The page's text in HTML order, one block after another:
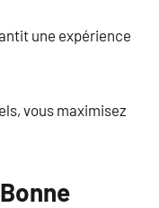
une expérience
vous maximisez